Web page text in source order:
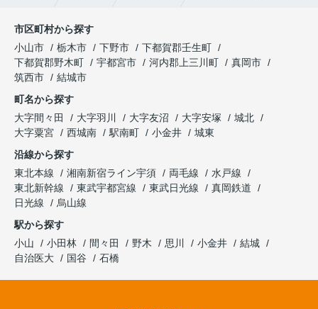
市区町村から探す
小山市
栃木市 下野市
下都賀郡壬生町
下都賀郡野木町
宇都宮市 河内郡上三川町
真岡市
筑西市
結城市
町名から探す
大字間々田
大字羽川 大字友沼 大字安塚
城北
大字粟宮
西城南 駅南町 小金井
城東
沿線から探す
東北本線
湘南新宿ライン宇須 両毛線
水戸線
東北新幹線
東武宇都宮線 東武日光線
真岡鉄道
日光線
烏山線
駅から探す
小山
小田林 間々田 野木 思川 小金井
結城
自治医大
国谷 石橋